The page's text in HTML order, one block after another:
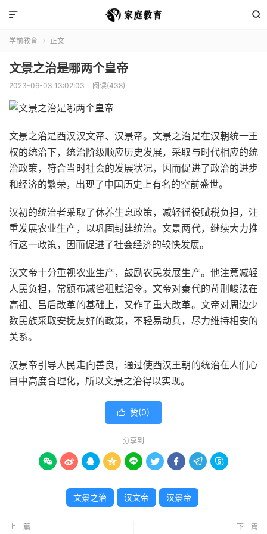


学前教育  正文
文景之治是哪两个皇帝
2023-06-03 13:02:03 阅读(438)
文景之治是西汉汉文帝、汉景帝。文景之治是在汉朝统一王
权的统治下，统治阶级顺应历史发展，采取与时代相应的统
治政策，符合当时社会的发展状况，因而促进了政治的进步
和经济的繁荣，出现了中国历史上有名的空前盛世。
汉初的统治者采取了休养生息政策，减轻徭役赋税负担，注
重发展农业生产，以巩固封建统治。文景两代，继续大力推
行这一政策，因而促进了社会经济的较快发展。
汉文帝十分重视农业生产，鼓励农民发展生产。他注意减轻
人民负担，常颁布减省租赋诏令。文帝对秦代的苛刑峻法在
高祖、吕后改革的基础上，又作了重大改革。文帝对周边少
数民族采取安抚友好的政策，不轻易动兵，尽力维持相安的
关系。
汉景帝引导人民走向善良，通过使西汉王朝的统治在人们心
目中高度合理化，所以文景之治得以实现。
 赞(0)
分享到
        
文景之治 汉文帝 汉景帝
上一篇 下一篇